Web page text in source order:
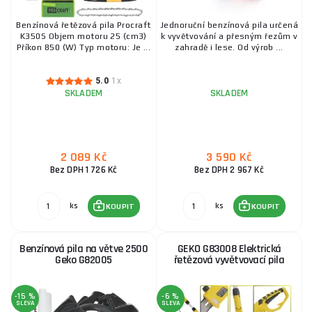
Elektrická pila Gude KS 355 EC
1 491 Kč
u dodavatele
KOUPIT 2 190 Kč
Benzínová řetězová pila Procraft
K350S Objem motoru 25 (сm3)
Příkon 850 (W) Typ motoru: Je ...
5.0 1x
SKLADEM
2 089 Kč
Bez DPH 1 726 Kč
ks KOUPIT
Jednoruční benzínová pila určená
k vyvětvování a přesným řezům v
zahradě i lese. Od výrob ...
SKLADEM
3 590 Kč
Bez DPH 2 967 Kč
ks KOUPIT
Benzínová pila na větve 2500
Geko G82005
-15 %
SLEVA
GEKO G83008 Elektrická
řetězová vyvětvovací pila
-6 %
SLEVA